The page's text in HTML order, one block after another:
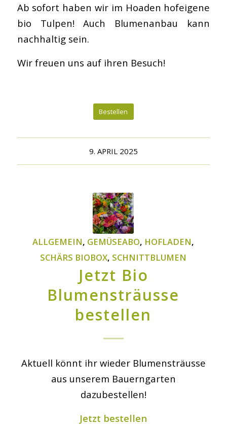
Ab sofort haben wir im Hofladen hofeigene
bio Tulpen! Auch Blumenanbau kann
nachhaltig sein.
Wir freuen uns auf ihren Besuch!
Bestellen
9. APRIL 2025
ALLGEMEIN, GEMÜSEABO, HOFLADEN,
SCHÄRS BIOBOX, SCHNITTBLUMEN
Jetzt Bio
Blumensträusse
bestellen
Aktuell könnt ihr wieder Blumensträusse
aus unserem Bauerngarten
dazubestellen!
Jetzt bestellen